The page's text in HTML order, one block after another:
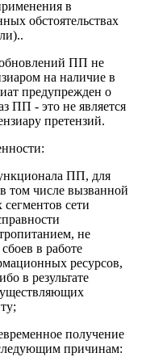
в
обстоятельствах
ПП не
на наличие в
предупрежден о
ПП - это не является
претензий.
ПП, для
том числе вызванной
сети
не
в работе
ресурсов,
в результате
получение
причинам: